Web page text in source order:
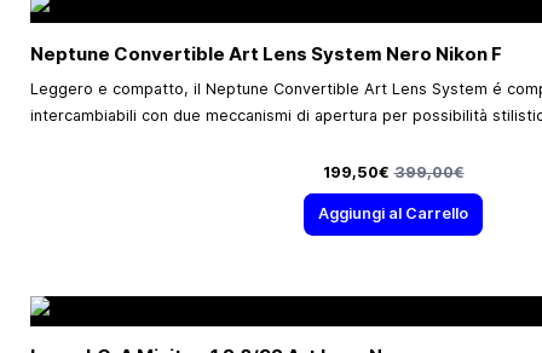
Neptune Convertible Art Lens System Nero Nikon F
Leggero e compatto, il Neptune Convertible Art Lens System é
intercambiabili con due meccanismi di apertura per possibilità
Prezzo speciale
199,50€ Prezzo predefinito
399,00€
Aggiungi al Carrello